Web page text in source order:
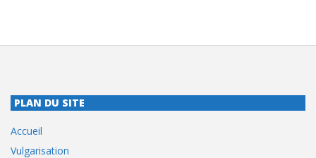
PLAN DU SITE
Accueil
Vulgarisation